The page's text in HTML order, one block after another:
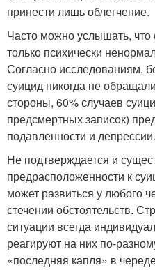
принести лишь облегчение.
Часто можно услышать,
только психически
Согласно исследованиям,
суицид никогда не
стороны, 60% случаев
предсмертных записок)
подавленности и депрессии.
Не подтверждается и
предрасположенности к
может развиться у любого
стечении обстоятельств.
ситуации всегда
реагируют на них по-
«последняя капля» в